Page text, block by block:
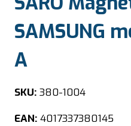
SAMSUNG
A
SKU: 380-1004
EAN: 4017337380145